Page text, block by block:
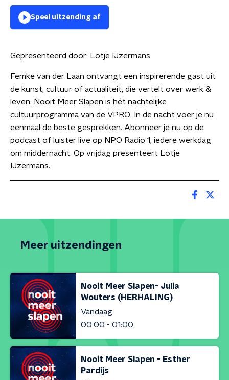
Speel uitzending af
Gepresenteerd door: Lotje IJzermans
Femke van der Laan ontvangt een inspirerende gast uit
de kunst, cultuur of actualiteit, die vertelt over werk &
leven. Nooit Meer Slapen is hét nachtelijke
cultuurprogramma van de VPRO. In de nacht voer je nu
eenmaal de beste gesprekken. Abonneer je nu op de
podcast of luister live op NPO Radio 1, iedere werkdag
om middernacht. Op vrijdag presenteert Lotje
IJzermans.
Meer uitzendingen
Nooit Meer Slapen- Julia
Wouters (HERHALING)
Vandaag
00:00 - 01:00
Nooit Meer Slapen - Esther
Pardijs